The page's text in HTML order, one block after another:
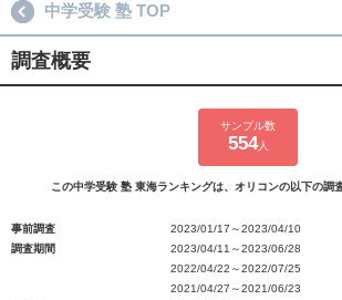
中学受験 塾 TOP
調査概要
サンプル数
554人
この中学受験 塾 東海ランキングは、オリコンの以下の調
事前調査
2023/01/17～2023/04/10
調査期間
2023/04/11～2023/06/28
2022/04/22～2022/07/25
2021/04/27～2021/06/23